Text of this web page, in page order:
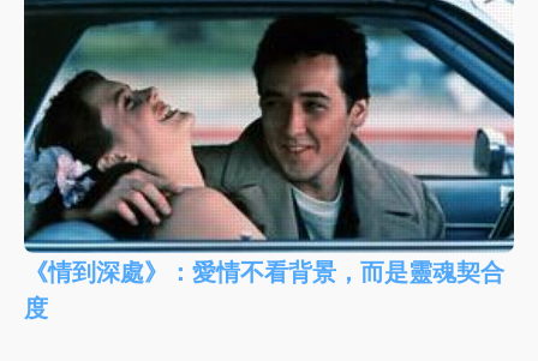
《情到深處》：愛情不看背景，而是靈魂契合
度